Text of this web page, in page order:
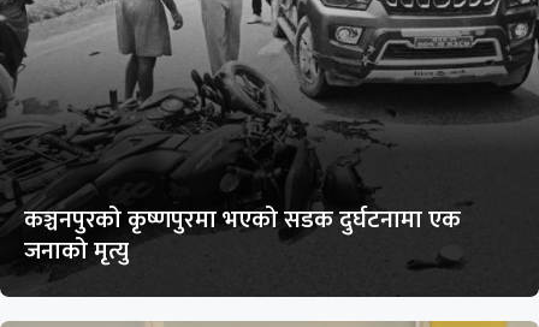
कञ्चनपुरको कृष्णपुरमा भएको सडक दुर्घटनामा एक
जनाको मृत्यु